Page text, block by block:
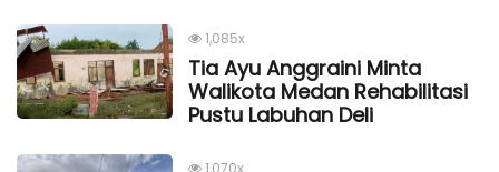
1,085x
Tia Ayu Anggraini Minta
Walikota Medan Rehabilitasi
Pustu Labuhan Deli
1,070x